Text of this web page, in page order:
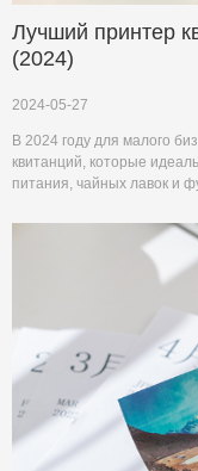
Лучший принтер
(2024)
2024-05-27
В 2024 году для малого
квитанций, которые
питания, чайных лавок и